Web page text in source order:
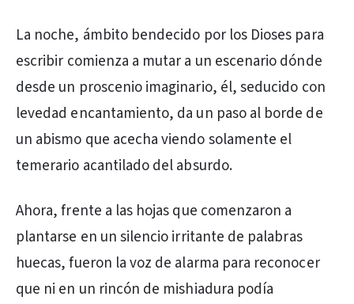
La noche, ámbito bendecido por los Dioses para
escribir comienza a mutar a un escenario dónde
desde un proscenio imaginario, él, seducido con
levedad encantamiento, da un paso al borde de
un abismo que acecha viendo solamente el
temerario acantilado del absurdo.
Ahora, frente a las hojas que comenzaron a
plantarse en un silencio irritante de palabras
huecas, fueron la voz de alarma para reconocer
que ni en un rincón de mishiadura podía